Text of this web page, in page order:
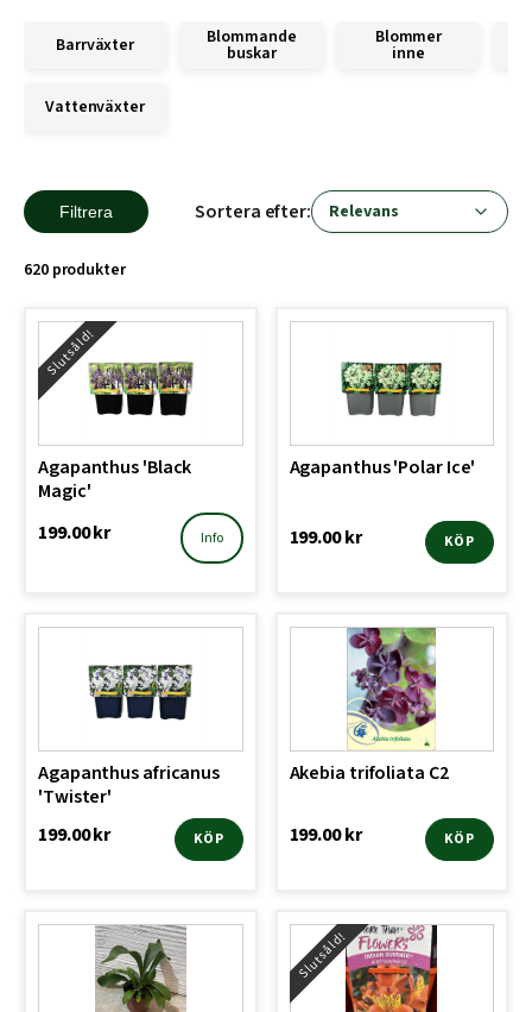
Barrväxter Blommande
buskar
Blommer
inne
Vattenväxter
Filtrera Sortera efter:
620 produkter
Slutsåld!
Agapanthus 'Black
Magic'
199.00kr Info
Agapanthus 'Polar Ice'
199.00kr KÖP
Agapanthus africanus
'Twister'
199.00kr KÖP
Akebia trifoliata C2
199.00kr KÖP
Slutsåld!